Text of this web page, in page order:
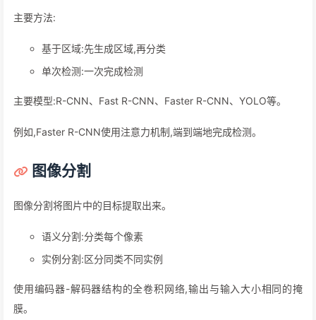
主要方法:
基于区域:先生成区域,再分类
单次检测:一次完成检测
主要模型:R-CNN、Fast R-CNN、Faster R-CNN、YOLO等。
例如,Faster R-CNN使用注意力机制,端到端地完成检测。
图像分割
图像分割将图片中的目标提取出来。
语义分割:分类每个像素
实例分割:区分同类不同实例
使用编码器-解码器结构的全卷积网络,输出与输入大小相同的掩
膜。